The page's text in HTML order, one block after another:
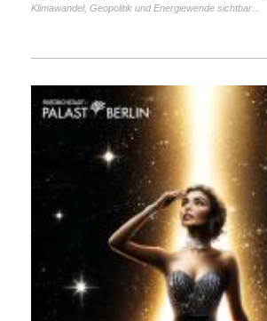
Klimawandel, Geopolitik und Energiewende sichtbar...